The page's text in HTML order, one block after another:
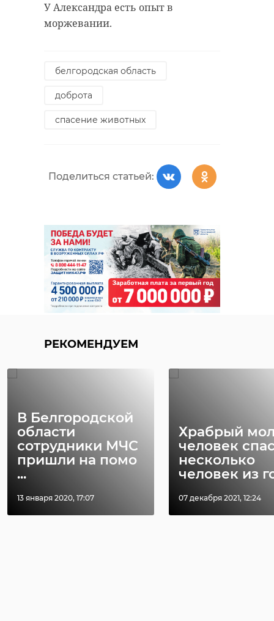
У Александра есть опыт в
моржевании.
белгородская область
доброта
спасение животных
Поделиться статьей:
РЕКОМЕНДУЕМ
В Белгородской
области
сотрудники МЧС
пришли на помо
...
13 января 2020, 17:07
Храбрый
человек
несколько
человек из
07 декабря 2021, 12:24